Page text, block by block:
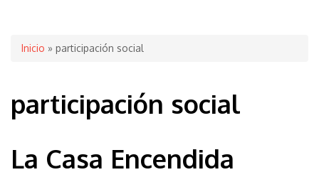
Se encuentra usted aquí
Inicio » participación social
participación social
La Casa Encendida